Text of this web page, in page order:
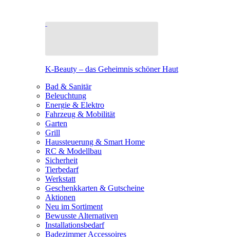
K-Beauty – das Geheimnis schöner Haut
Bad & Sanitär
Beleuchtung
Energie & Elektro
Fahrzeug & Mobilität
Garten
Grill
Haussteuerung & Smart Home
RC & Modellbau
Sicherheit
Tierbedarf
Werkstatt
Geschenkkarten & Gutscheine
Aktionen
Neu im Sortiment
Bewusste Alternativen
Installationsbedarf
Badezimmer Accessoires